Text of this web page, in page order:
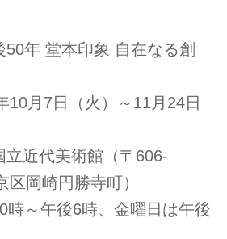
50年 堂本印象 自在なる創
月7日（火）～11月24日
近代美術館（〒606-
岡崎円勝寺町）
時～午後6時、金曜日は午後